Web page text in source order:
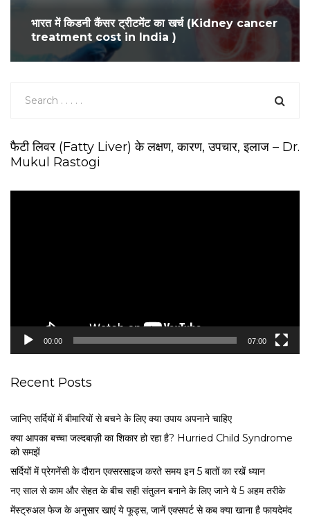
भारत में किडनी कैंसर ट्रीटमेंट का खर्च (Kidney cancer
treatment cost in India )
फैटी लिवर (Fatty Liver) के लक्षण, कारण, उपचार, इलाज – Dr.
Mukul Rastogi
00:00 07:00
Recent Posts
जानिए सर्दियों में बीमारियों से बचने के लिए क्या उपाय अपनाने चाहिए
क्या आपका बच्चा जल्दबाज़ी का शिकार हो रहा है? Hurried Child Syndrome
को समझें
सर्द‍ियों में प्रेगनेंसी के दौरान एक्सरसाइज करते समय इन 5 बातों का रखें ध्यान
नए साल से काम और सेहत के बीच सही संतुलन बनाने के लिए जाने ये 5 अहम तरीके
मेंस्ट्रुअल फेज के अनुसार खाएं ये फूड्स, जानें एक्सपर्ट से कब क्या खाना है फायदेमंद